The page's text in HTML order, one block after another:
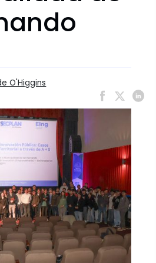
O'Higgins